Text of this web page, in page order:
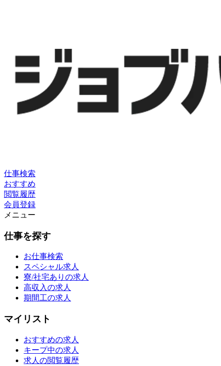
仕事検索
おすすめ
閲覧履歴
会員登録
メニュー
仕事を探す
お仕事検索
スペシャル求人
寮/社宅ありの求人
高収入の求人
期間工の求人
マイリスト
おすすめの求人
キープ中の求人
求人の閲覧履歴